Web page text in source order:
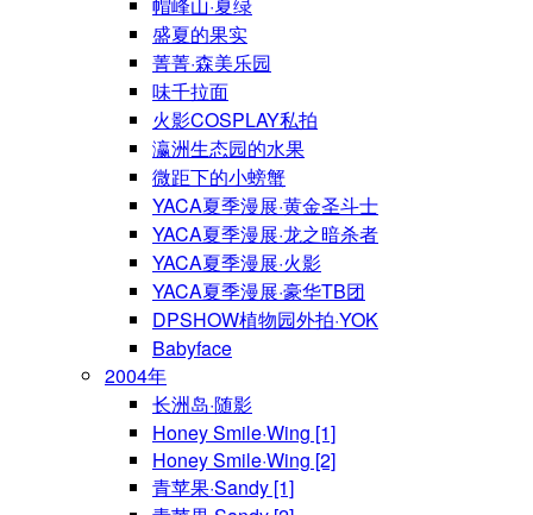
帽峰山·夏绿
盛夏的果实
菁菁·森美乐园
味千拉面
火影COSPLAY私拍
瀛洲生态园的水果
微距下的小螃蟹
YACA夏季漫展·黄金圣斗士
YACA夏季漫展·龙之暗杀者
YACA夏季漫展·火影
YACA夏季漫展·豪华TB团
DPSHOW植物园外拍·YOK
Babyface
2004年
长洲岛·随影
Honey Smile·Wing [1]
Honey Smile·Wing [2]
青苹果·Sandy [1]